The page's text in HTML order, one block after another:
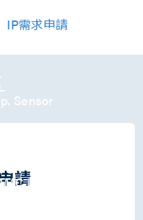
Kit (HPKT)
Sensor
O
I/O
IP需求申請
請